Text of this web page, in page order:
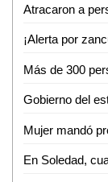
Atracaron a
Mujer mandó